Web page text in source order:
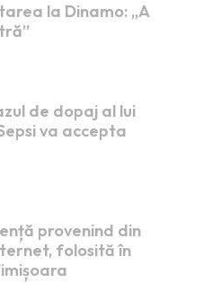
la Dinamo: „A
de dopaj al lui
va accepta
provenind din
folosită în